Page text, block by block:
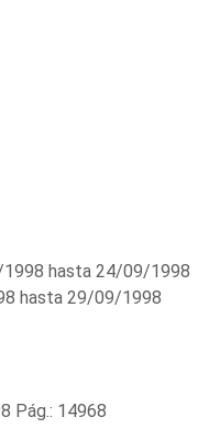
hasta 24/09/1998
hasta 29/09/1998
Pág.: 14968